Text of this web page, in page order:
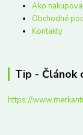
Ako
Obchodné
Kontakty
Tip - Článok
https://